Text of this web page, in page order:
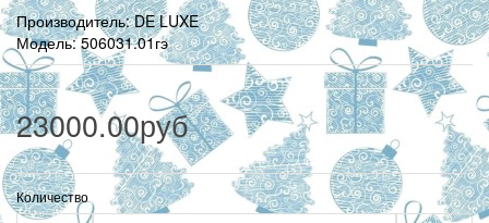
Производитель:DE LUXE
Модель: 506031.01гэ
23000.00руб
Количество